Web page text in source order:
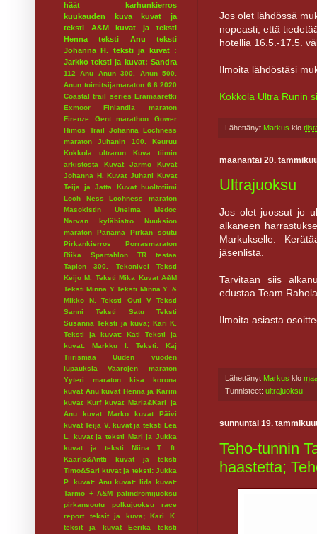
Jos olet lähdössä
nopeasti, että
hotellia 16.5.-17.5.
Ilmoita lähdöstäsi
Kokkola Ultra Runin
Lähettänyt Markus klo
maanantai 20.
Ultrajuoksu
Jos olet juossut jo
alkaneen
Markukselle.
jäsenlista.
Tarvitaan siis
edustaa Team
Ilmoita asiasta
Lähettänyt Markus klo
Tunnisteet: ultrajuoksu
sunnuntai 19.
Teho-tunnin
haastetta;
häät
karhunkierros
kuukauden kuva
kuvat ja
teksti A&M
kuvat ja teksti
Henna
teksti Anu
teksti
Johanna H. teksti ja kuvat :
Jarkko teksti ja kuvat: Sandra
112 Anu Anun 300.
Anun 500.
Anun toimitsijamaraton 6.6.2020
Coastal trail series Erämaaretki
Exmoor
Finlandia maraton
Firenze
Gent marathon
Gower
Himos Trail
Johanna Lochness
maraton
Juhanin 100.
Keuruu
Kokkola ultrarun
Kuva tiimin
arkistosta
Kuvat Jarmo
Kuvat
Johanna H.
Kuvat Juhani Kuvat
Teija ja Jatta
Kuvat huoltotiimi
Loch Ness
Lochness maraton
Masokistin Unelma
Medoc
Narvan kyläbistro
Nuuksion
maraton
Panama
Pirkan soutu
Pirkankierros
Porrasmaraton
Riika
Spartahlon
TR testaa
Tapion 300.
Tekonivel
Teksti
Keijo M.
Teksti Mika Kuvat A&M
Teksti Minna Y Teksti Minna Y. &
Mikko N.
Teksti Outi V
Teksti
Sanni
Teksti Satu
Teksti
Susanna Teksti ja kuva; Kari K.
Teksti ja kuvat: Kati
Teksti ja
kuvat: Markku I.
Teksti: Kaj
Tiirismaa
Uuden vuoden
lupauksia
Vaarojen maraton
Yyteri maraton
kisa
korona
kuvat Anu kuvat Henna ja Karim
kuvat Kurf kuvat Maria&Kari ja
Anu
kuvat Marko
kuvat Päivi
kuvat Teija V. kuvat ja teksti Lea
L.
kuvat ja teksti Mari ja Jukka
kuvat ja teksti Niina T. ft.
Kaarlo&Antti
kuvat ja teksti
Timo&Sari kuvat ja teksti: Jukka
P.
kuvat: Anu kuvat: Iida kuvat:
Tarmo + A&M palindromijuoksu
pirkansoutu
polkujuoksu
race
report
teksit ja kuva; Kari K.
teksit ja kuvat Eerika
teksti